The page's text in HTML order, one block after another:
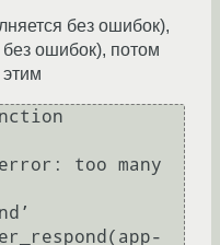
без ошибок),
ошибок), потом
too many